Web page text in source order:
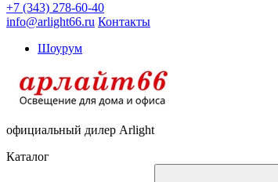
+7 (343) 278-60-40
info@arlight66.ru Контакты
Шоурум
официальный дилер Arlight
Каталог